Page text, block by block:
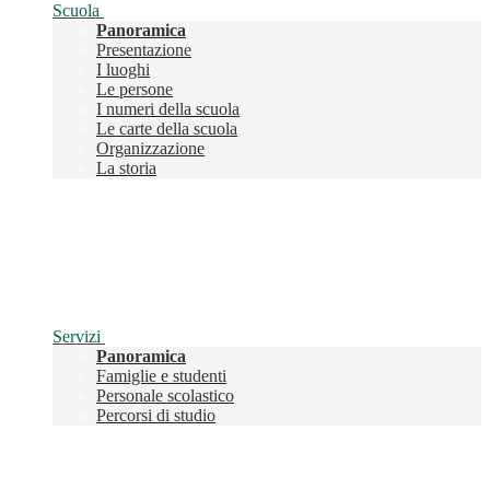
Scuola
Panoramica
Presentazione
I luoghi
Le persone
I numeri della scuola
Le carte della scuola
Organizzazione
La storia
Servizi
Panoramica
Famiglie e studenti
Personale scolastico
Percorsi di studio